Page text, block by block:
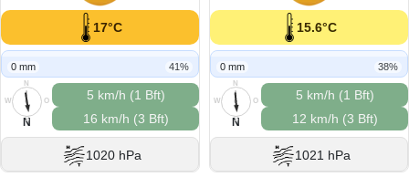
17°C
0 mm 41%
N
O
S
W
N
5 km/h (1 Bft)
16 km/h (3 Bft)
1020 hPa
15.6°C
0 mm 38%
N
O
S
W
N
5 km/h (1 Bft)
12 km/h (3 Bft)
1021 hPa